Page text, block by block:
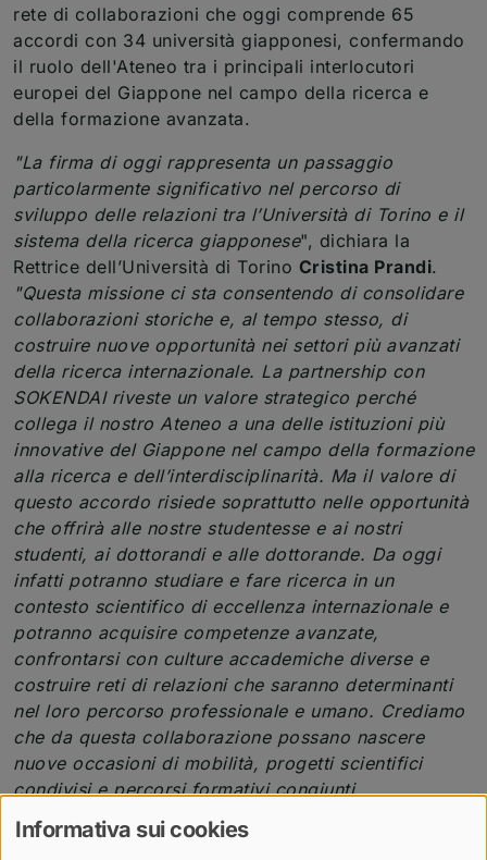
rete di collaborazioni che oggi comprende 65
accordi con 34 università giapponesi, confermando
il ruolo dell'Ateneo tra i principali interlocutori
europei del Giappone nel campo della ricerca e
della formazione avanzata.
"La firma di oggi rappresenta un passaggio
particolarmente significativo nel percorso di
sviluppo delle relazioni tra l’Università di Torino e il
sistema della ricerca giapponese", dichiara la
Rettrice dell’Università di Torino Cristina Prandi.
"Questa missione ci sta consentendo di consolidare
collaborazioni storiche e, al tempo stesso, di
costruire nuove opportunità nei settori più avanzati
della ricerca internazionale. La partnership con
SOKENDAI riveste un valore strategico perché
collega il nostro Ateneo a una delle istituzioni più
innovative del Giappone nel campo della formazione
alla ricerca e dell’interdisciplinarità. Ma il valore di
questo accordo risiede soprattutto nelle opportunità
che offrirà alle nostre studentesse e ai nostri
studenti, ai dottorandi e alle dottorande. Da oggi
infatti potranno studiare e fare ricerca in un
contesto scientifico di eccellenza internazionale e
potranno acquisire competenze avanzate,
confrontarsi con culture accademiche diverse e
costruire reti di relazioni che saranno determinanti
nel loro percorso professionale e umano. Crediamo
che da questa collaborazione possano nascere
nuove occasioni di mobilità, progetti scientifici
condivisi e percorsi formativi congiunti,
contribuendo a rendere ancora più solido l’asse
Torino-Giappone e la dimensione internazionale
Informativa sui cookies